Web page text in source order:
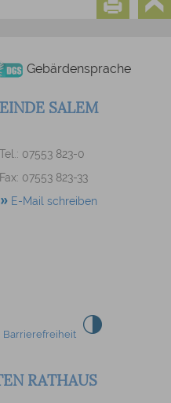
Gebärdensprache
SALEM
Tel.: 07553 823-0
Fax: 07553 823-33
E-Mail schreiben
Barrierefreiheit
RATHAUS